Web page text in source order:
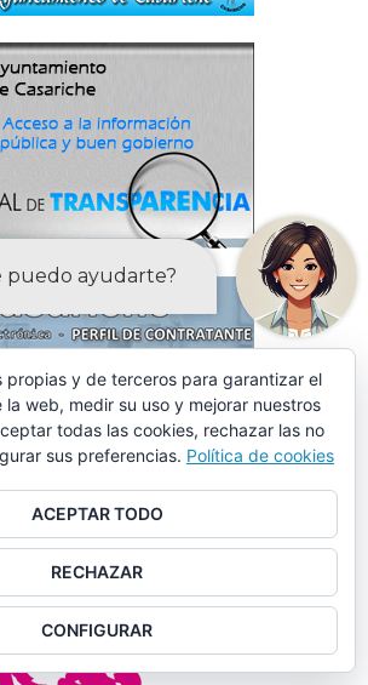
propias y de terceros para garantizar el
web, medir su uso y mejorar nuestros
todas las cookies, rechazar las no
sus preferencias. Política de cookies
ACEPTAR TODO
RECHAZAR
CONFIGURAR